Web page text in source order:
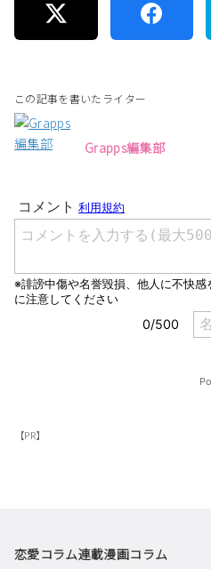
この記事を書いたライター
Grapps編集部
【PR】
恋愛コラム連載漫画コラム